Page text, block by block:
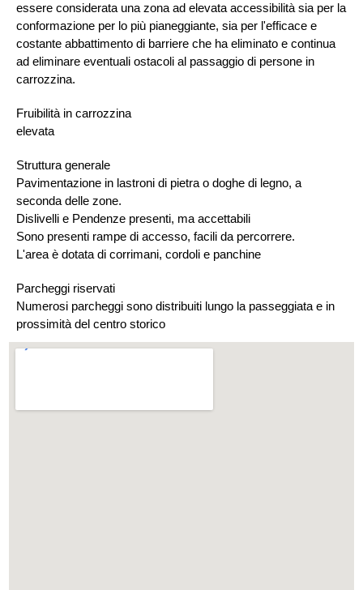
essere considerata una zona ad elevata accessibilità sia per la
conformazione per lo più pianeggiante, sia per l'efficace e
costante abbattimento di barriere che ha eliminato e continua
ad eliminare eventuali ostacoli al passaggio di persone in
carrozzina.
Fruibilità in carrozzina
elevata
Struttura generale
Pavimentazione in lastroni di pietra o doghe di legno, a
seconda delle zone.
Dislivelli e Pendenze presenti, ma accettabili
Sono presenti rampe di accesso, facili da percorrere.
L'area è dotata di corrimani, cordoli e panchine
Parcheggi riservati
Numerosi parcheggi sono distribuiti lungo la passeggiata e in
prossimità del centro storico